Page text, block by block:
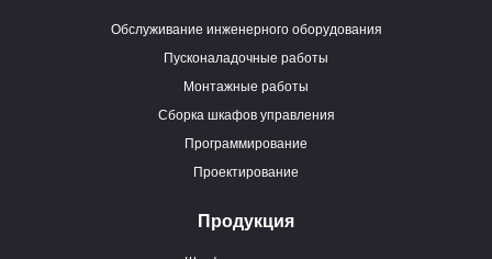
Обслуживание инженерного оборудования
Пусконаладочные работы
Монтажные работы
Сборка шкафов управления
Программирование
Проектирование
Продукция